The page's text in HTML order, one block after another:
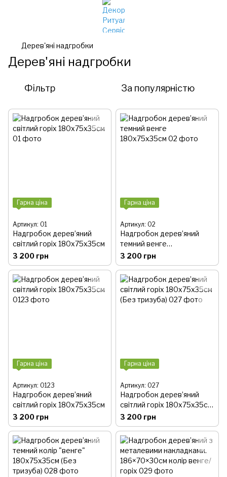
Дерев'яні надгробки
Дерев'яні надгробки
Фільтр За популярністю
Гарна ціна
Артикул: 01
Надгробок дерев’яний
світлий горіх 180х75х35см
3 200 грн
Гарна ціна
Артикул: 02
Надгробок дерев’яний
темний венге
180х75х35см
3 200 грн
Гарна ціна
Артикул: 0123
Надгробок дерев’яний
світлий горіх 180х75х35см
3 200 грн
Гарна ціна
Артикул: 027
Надгробок дерев’яний
світлий горіх 180х75х35см
(Без тризуба)
3 200 грн